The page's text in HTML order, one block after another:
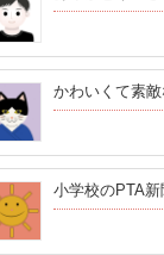
かわいくて素
小学校のPTA